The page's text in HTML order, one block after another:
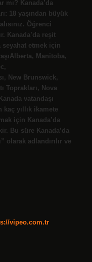
mı? Kanada’da
18 yaşından büyük
Öğrenci
Kanada’da reşit
seyahat etmek için
Manitoba,
New Brunswick,
Toprakları, Nova
vatandaşı
yıllık ikamete
için Kanada’da
Bu süre Kanada’da
olarak adlandırılır ve
vipeo.com.tr